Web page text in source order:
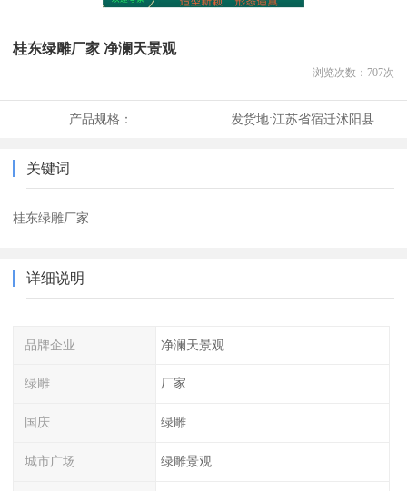
桂东绿雕厂家 净澜天景观
浏览次数： 707次
产品规格： 发货地:江苏省宿迁沭阳县
关键词
桂东绿雕厂家
详细说明
品牌企业 净澜天景观
绿雕 厂家
国庆 绿雕
城市广场 绿雕景观